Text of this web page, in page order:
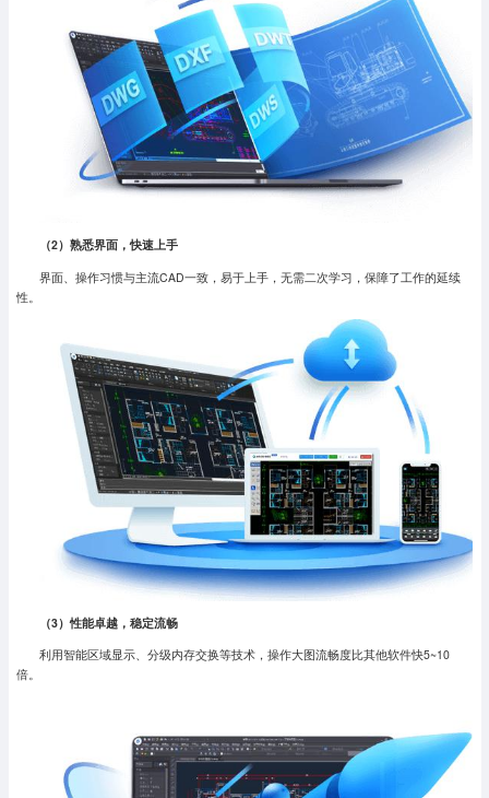
（2）熟悉界面，快速上手
界面、操作习惯与主流CAD一致，易于上手，无需二次学习，保障了工作的延续
性。
（3）性能卓越，稳定流畅
利用智能区域显示、分级内存交换等技术，操作大图流畅度比其他软件快5~10
倍。